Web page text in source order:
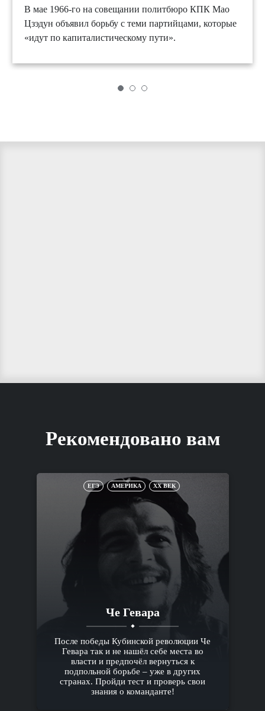
В мае 1966-го на совещании политбюро КПК Мао
Цзэдун объявил борьбу с теми партийцами, которые
«идут по капиталистическому пути».
Рекомендовано вам
ЕГЭ АМЕРИКА XX ВЕК
Че Гевара
После победы Кубинской революции Че
Гевара так и не нашёл себе места во
власти и предпочёл вернуться к
подпольной борьбе – уже в других
странах. Пройди тест и проверь свои
знания о команданте!